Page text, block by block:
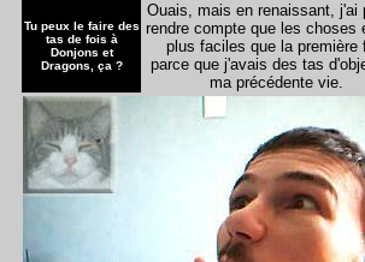
Tu peux le faire des
tas de fois à
Donjons et
Dragons, ça ?
Ouais, mais en renaissant, j'ai
rendre compte que les choses
plus faciles que la première
parce que j'avais des tas
ma précédente vie.